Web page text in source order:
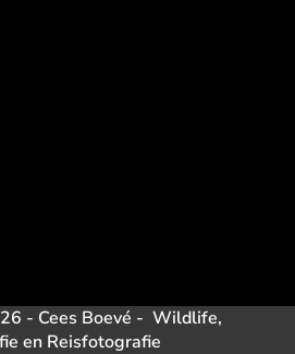
- Cees Boevé - Wildlife,
en Reisfotografie